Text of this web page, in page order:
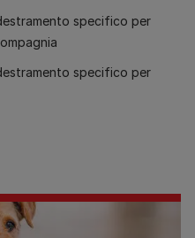
specifico per
specifico per